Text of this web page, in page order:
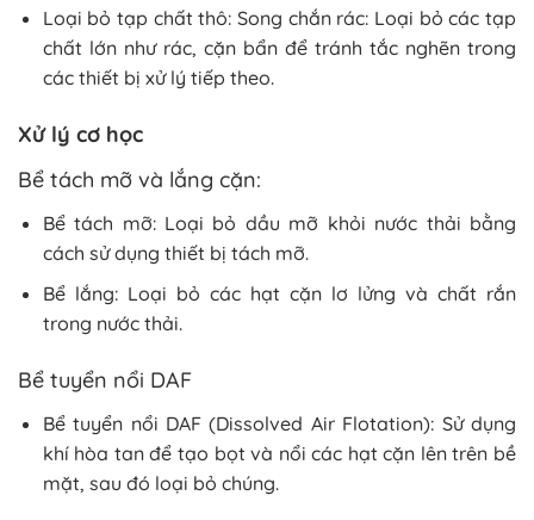
Loại bỏ tạp chất thô: Song chắn rác: Loại bỏ các tạp
chất lớn như rác, cặn bẩn để tránh tắc nghẽn trong
các thiết bị xử lý tiếp theo.
Xử lý cơ học
Bể tách mỡ và lắng cặn:
Bể tách mỡ: Loại bỏ dầu mỡ khỏi nước thải bằng
cách sử dụng thiết bị tách mỡ.
Bể lắng: Loại bỏ các hạt cặn lơ lửng và chất rắn
trong nước thải.
Bể tuyển nổi DAF
Bể tuyển nổi DAF (Dissolved Air Flotation): Sử dụng
khí hòa tan để tạo bọt và nổi các hạt cặn lên trên bề
mặt, sau đó loại bỏ chúng.